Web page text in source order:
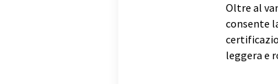
Oltre al
consente
leggera e